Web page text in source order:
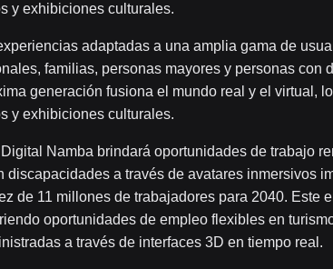
y exhibiciones culturales.
adaptadas a una amplia gama de
familias, personas mayores y personas con
generación fusiona el mundo real y el virtual,
y exhibiciones culturales.
Namba brindará oportunidades de trabajo
discapacidades a través de avatares inmersivos
de 11 millones de trabajadores para 2040. Este
oportunidades de empleo flexibles en
a través de interfaces 3D en tiempo real.